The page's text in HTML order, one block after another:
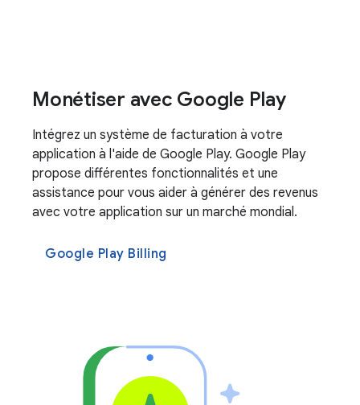
Monétiser avec Google Play
Intégrez un système de facturation à votre
application à l'aide de Google Play. Google Play
propose différentes fonctionnalités et une
assistance pour vous aider à générer des revenus
avec votre application sur un marché mondial.
Google Play Billing